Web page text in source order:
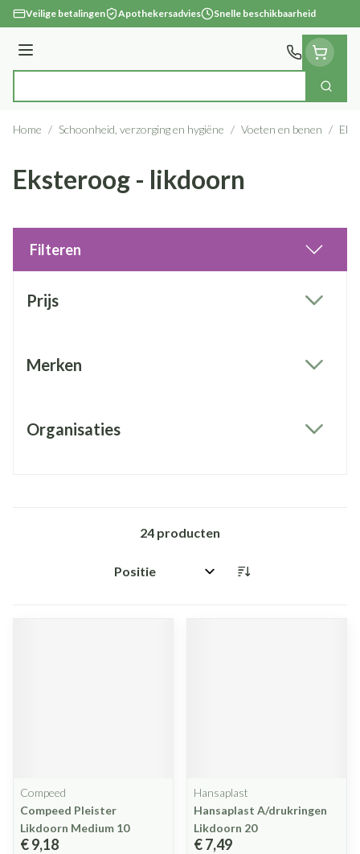
Ga naar de inhoud
Veilige betalingen Apothekersadvies Snelle beschikbaarheid
Menu
Zoek
Home / Schoonheid, verzorging en hygiëne / Voeten en benen /
Eksteroog - likdoorn
Filteren
Prijs
Merken
Organisaties
24 producten
Sorteer op:
Compeed
Compeed Pleister
Likdoorn Medium 10
€ 9,18
Hansaplast
Hansaplast A/drukringen
Likdoorn 20
€ 7,49